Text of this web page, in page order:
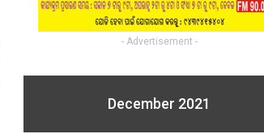
- Advertisement -
December 2021